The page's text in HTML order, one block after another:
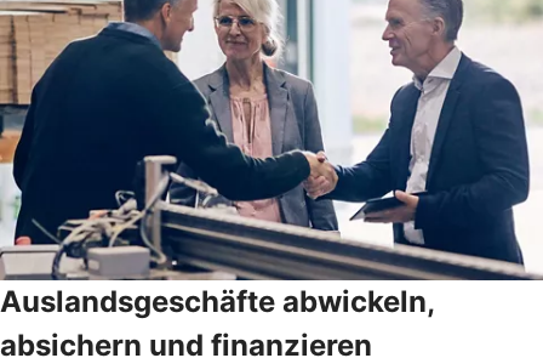
Auslandsgeschäfte abwickeln,
absichern und finanzieren